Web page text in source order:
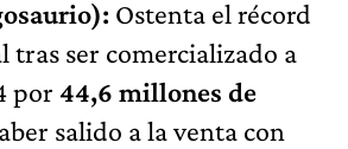
Ostenta el récord
tras ser comercializado a
por 44,6 millones de
salido a la venta con